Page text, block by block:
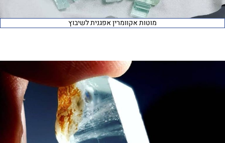
מוטות אקוומרין אפגנית לשיבוץ